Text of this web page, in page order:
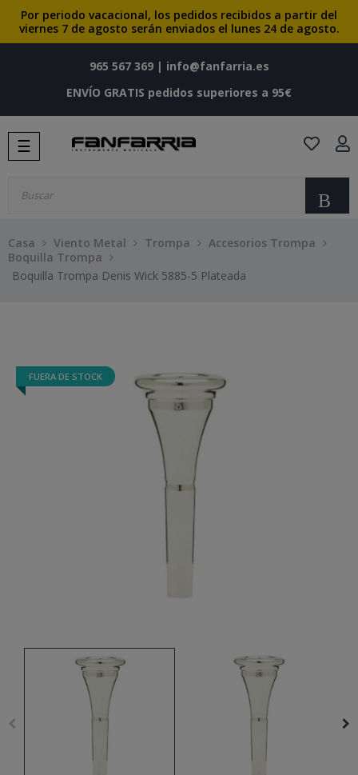
Por periodo vacacional, los pedidos recibidos a partir del
viernes 7 de agosto serán enviados el lunes 24 de agosto.
965 567 369| info@fanfarria.es
ENVÍO GRATIS pedidos superiores a 95€
Navegación
de
☰
Casa Viento Metal Trompa
Accesorios Trompa
Boquilla Trompa
Boquilla Trompa Denis Wick 5885-5 Plateada
FUERA DE STOCK